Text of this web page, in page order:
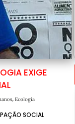
EXIGE
, Ecologia
SOCIAL